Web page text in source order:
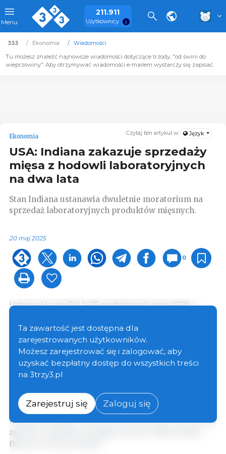
Menu
211.911
Użytkownicy
333 Ekonomia
Wiadomości
Tu możesz znaleźć najnowsze wiadomości dotyczące trzody, "od świni do
wieprzowiny". Aby otrzymywać wiadomości e-mailem wystarczy się zapisać.
Czytaj ten artykuł w: Język
Ekonomia
USA: Indiana zakazuje sprzedaży
mięsa z hodowli laboratoryjnych
na dwa lata
Stan Indiana ustanawia dwuletnie moratorium na
sprzedaż laboratoryjnych produktów mięsnych.
20 maj 2025
0
Ustawa House Bill 1425 podpisana 6 maja 2025 r.
hodowlanych produktów mięsnych w stanie Indiana.
Zakazuje ona niewłaściwego oznaczania produktu
mięsnego powstałego z hodowli komórkowych jako
produktu mięsnego. Produkt mięsny powstały z
hodowli komórkowych jest błędnie oznaczony jako
oferowany do sprzedaży lub sprzedawany w sposób,
który nie wskazuje wyraźnie, że jest to produkt
mięsny powstały z hodowli komórkowych lub nie jest
zgodny z zasadami przyjętymi przez Indiana State
Board of Animal Health.
Ta zawartość jest dostępna dla
zarejestrowanych użytkowników.
Możesz zarejestrować się i zalogować, aby
uzyskać bezpłatny dostęp do wszystkich treści
na 3trzy3.pl
Zarejestruj się Zaloguj się